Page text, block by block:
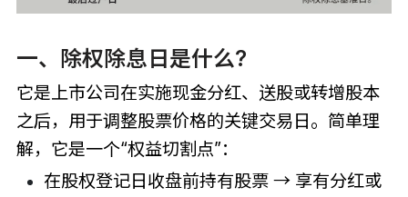
一、除权除息日是什么?
它是上市公司在实施现金分红、送股或转增股本
之后，用于调整股票价格的关键交易日。简单理
解，它是一个“权益切割点”：
在股权登记日收盘前持有股票 → 享有分红或